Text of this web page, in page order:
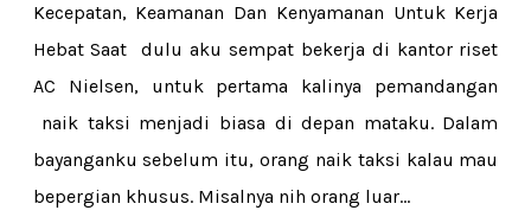
Kecepatan, Keamanan Dan Kenyamanan Untuk Kerja
Hebat Saat dulu aku sempat bekerja di kantor riset
AC Nielsen, untuk pertama kalinya pemandangan
naik taksi menjadi biasa di depan mataku. Dalam
bayanganku sebelum itu, orang naik taksi kalau mau
bepergian khusus. Misalnya nih orang luar...